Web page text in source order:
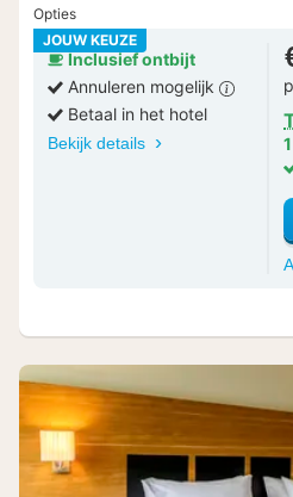
Opties
JOUW KEUZE
Inclusief ontbijt
Annuleren mogelijk
Betaal in het hotel
Bekijk details